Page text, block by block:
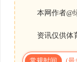
本网作者@绿
资讯仅供体育